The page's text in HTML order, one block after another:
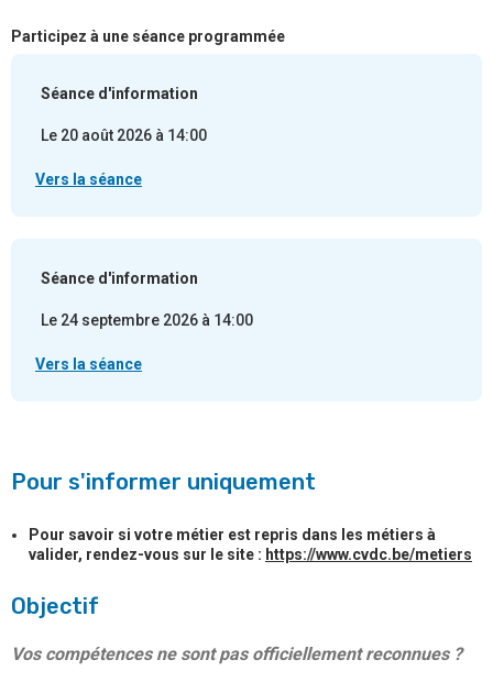
Objectif
Vos compétences ne sont pas officiellement reconnues ?
Participez à une séance programmée
Séance d'information
Le 20 août 2026 à 14:00
Vers la séance
Séance d'information
Le 24 septembre 2026 à 14:00
Vers la séance
Pour s'informer uniquement
Pour savoir si votre métier est repris dans les métiers à
valider, rendez-vous sur le site : https://www.cvdc.be/metiers